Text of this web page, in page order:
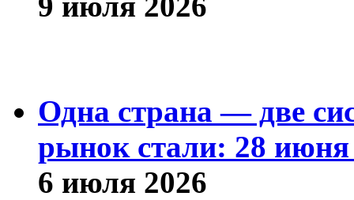
Одна страна — две
рынок стали: 28
6 июля 2026